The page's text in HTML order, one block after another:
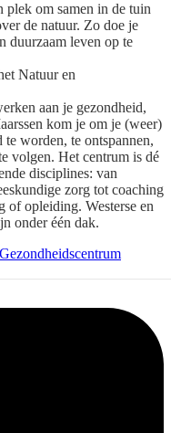
plek om samen in de tuin
de natuur. Zo doe je
duurzaam leven op te
Natuur en
aan je gezondheid,
kom je om je (weer)
worden, te ontspannen,
volgen. Het centrum is dé
disciplines: van
zorg tot coaching
opleiding. Westerse en
onder één dak.